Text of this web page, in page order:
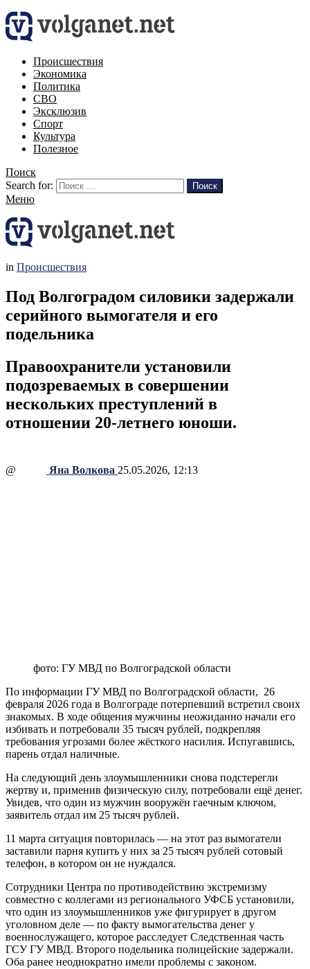
Происшествия
Экономика
Политика
СВО
Эксклюзив
Спорт
Культура
Полезное
Поиск
Search for:
Поиск
Меню
in Происшествия
Под Волгоградом силовики задержали
серийного вымогателя и его
подельника
Правоохранители установили
подозреваемых в совершении
нескольких преступлений в
отношении 20-летнего юноши.
@ Яна Волкова 25.05.2026, 12:13
фото: ГУ МВД по Волгоградской области
По информации ГУ МВД по Волгоградской области, 26
февраля 2026 года в Волгограде потерпевший встретил своих
знакомых. В ходе общения мужчины неожиданно начали его
избивать и потребовали 35 тысяч рублей, подкрепляя
требования угрозами более жёсткого насилия. Испугавшись,
парень отдал наличные.
На следующий день злоумышленники снова подстерегли
жертву и, применив физическую силу, потребовали ещё денег.
Увидев, что один из мужчин вооружён гаечным ключом,
заявитель отдал им 25 тысяч рублей.
11 марта ситуация повторилась — на этот раз вымогатели
заставили парня купить у них за 25 тысяч рублей сотовый
телефон, в котором он не нуждался.
Сотрудники Центра по противодействию экстремизму
совместно с коллегами из регионального УФСБ установили,
что один из злоумышленников уже фигурирует в другом
уголовном деле — по факту вымогательства денег у
военнослужащего, которое расследует Следственная часть
ГСУ ГУ МВД. Второго подельника полицейские задержали.
Оба ранее неоднократно имели проблемы с законом.